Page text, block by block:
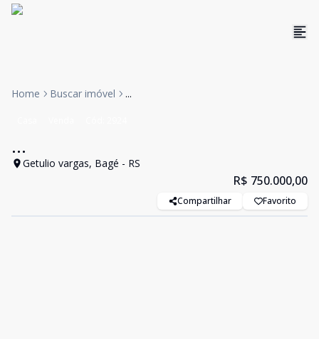
Home Buscar imóvel ...
...
Getulio vargas, Bagé - RS
R$ 750.000,00
Compartilhar Favorito